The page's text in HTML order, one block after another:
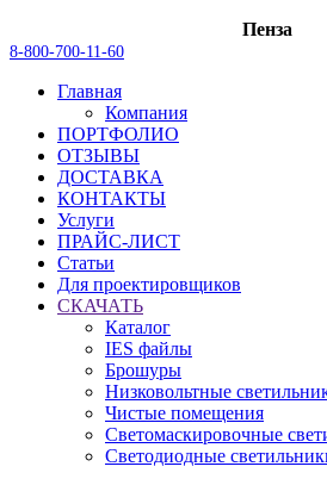
Пенза
8-800-700-11-60
Главная
Компания
ПОРТФОЛИО
ОТЗЫВЫ
ДОСТАВКА
КОНТАКТЫ
Услуги
ПРАЙС-ЛИСТ
Статьи
Для проектировщиков
СКАЧАТЬ
Каталог
IES файлы
Брошуры
Низковольтные
Чистые помещения
Светомаскировочные
Светодиодные